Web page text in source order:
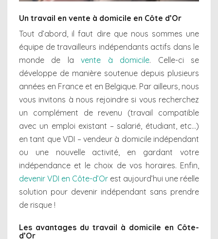
Un travail en vente à domicile en Côte d’Or
Tout d’abord, il faut dire que nous sommes une
équipe de travailleurs indépendants actifs dans le
monde de lavente à domicile. Celle-ci se
développe de manière soutenue depuis plusieurs
années en France et en Belgique. Par ailleurs, nous
vous invitons à nous rejoindre si vous recherchez
un complément de revenu (travail compatible
avec un emploi existant – salarié, étudiant, etc…)
en tant que VDI – vendeur à domicile indépendant
ou une nouvelle activité, en gardant votre
indépendance et le choix de vos horaires. Enfin,
devenir VDI en Côte-d’Or est aujourd’hui une réelle
solution pour devenir indépendant sans prendre
de risque !
Les avantages du travail à domicile en Côte-
d’Or